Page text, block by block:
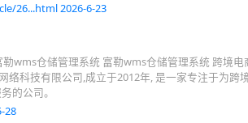
26...html 2026-6-23
勒wms仓储管理系统 富勒wms仓储管理系统 跨境电
络科技有限公司,成立于2012年, 是一家专注于为
的公司。
28